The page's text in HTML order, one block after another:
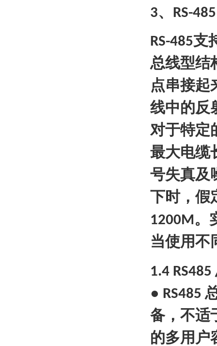
3、 RS-485
RS-485支
总线型结
点串接起
线中的反
对于特定
最大电缆
号失真及
下时，假
1200M。
当使用不
1.4 RS485
● RS485
备，不适
的多用户